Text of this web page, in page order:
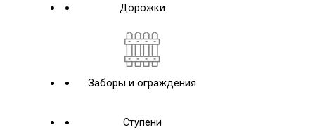
Дорожки
Заборы и ограждения
Ступени